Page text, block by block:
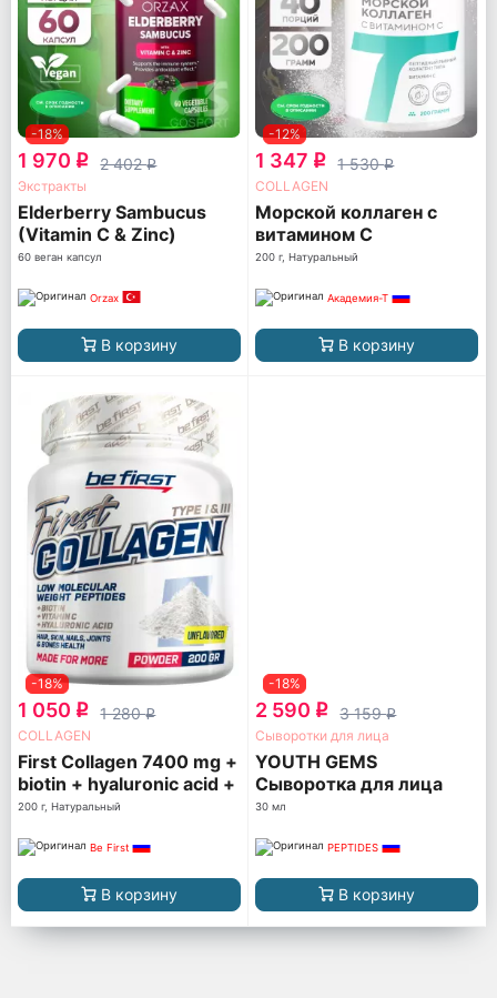
-18%
1 970 q 2 402q
Экстракты
Elderberry Sambucus
(Vitamin C & Zinc)
60 веган капсул
Orzax
В корзину
-12%
1 347 q 1 530q
COLLAGEN
Морской коллаген с
витамином C
200 г, Натуральный
Академия-Т
В корзину
-18%
1 050 q 1 280q
COLLAGEN
First Collagen 7400 mg +
biotin + hyaluronic acid +
vitamin C
200 г, Натуральный
Be First
В корзину
-18%
2 590 q 3 159q
Сыворотки для лица
YOUTH GEMS
Сыворотка для лица
30 мл
PEPTIDES
В корзину